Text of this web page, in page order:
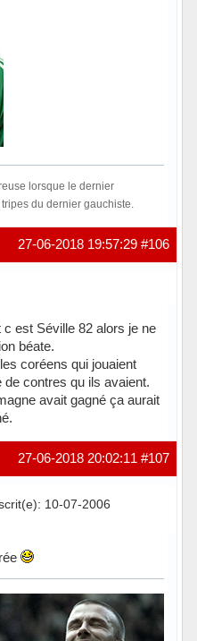
lorsque le dernier
du dernier gauchiste.
#106
27-06-2018 19:57:29
est Séville 82 alors je ne
béate.
coréens qui jouaient
contres qu ils avaient.
avait gagné ça aurait
#107
27-06-2018 20:02:11
10-07-2006